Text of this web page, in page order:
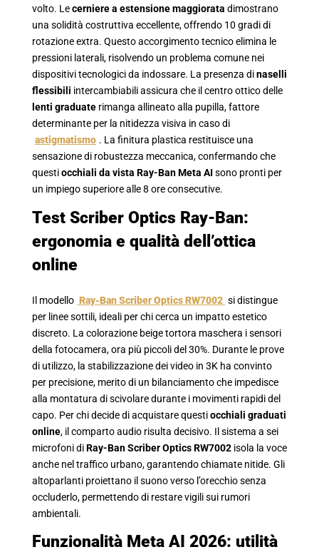
volto. Lecerniere a estensione maggiorata dimostrano
una solidità costruttiva eccellente, offrendo 10 gradi di
rotazione extra. Questo accorgimento tecnico elimina le
pressioni laterali, risolvendo un problema comune nei
dispositivi tecnologici da indossare. La presenza dinaselli
flessibili intercambiabili assicura che il centro ottico delle
lenti graduate rimanga allineato alla pupilla, fattore
determinante per la nitidezza visiva in caso di
astigmatismo . La finitura plastica restituisce una
sensazione di robustezza meccanica, confermando che
questiocchiali da vista Ray-Ban Meta AI sono pronti per
un impiego superiore alle 8 ore consecutive.
Test Scriber Optics Ray-Ban:
ergonomia e qualità dell’ottica
online
Il modello Ray-Ban Scriber Optics RW7002 si distingue
per linee sottili, ideali per chi cerca un impatto estetico
discreto. La colorazione beige tortora maschera i sensori
della fotocamera, ora più piccoli del 30%. Durante le prove
di utilizzo, la stabilizzazione dei video in 3K ha convinto
per precisione, merito di un bilanciamento che impedisce
alla montatura di scivolare durante i movimenti rapidi del
capo. Per chi decide di acquistare questiocchiali graduati
online, il comparto audio risulta decisivo. Il sistema a sei
microfoni diRay-BanScriber Optics RW7002 isola la voce
anche nel traffico urbano, garantendo chiamate nitide. Gli
altoparlanti proiettano il suono verso l’orecchio senza
occluderlo, permettendo di restare vigili sui rumori
ambientali.
Funzionalità Meta AI 2026: utilità